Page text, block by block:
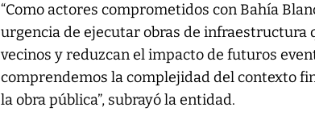
“Como actores comprometidos con Bahía
urgencia de ejecutar obras de infraestructura
vecinos y reduzcan el impacto de futuros
comprendemos la complejidad del contexto
la obra pública”, subrayó la entidad.